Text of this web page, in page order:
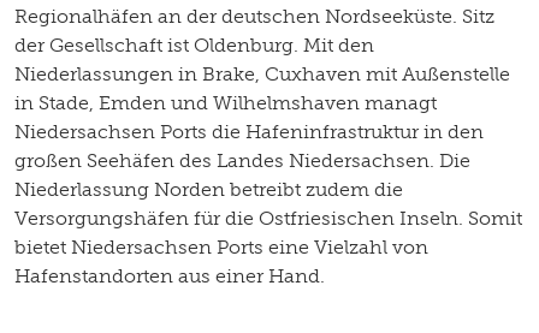
Regionalhäfen an der deutschen Nordseeküste. Sitz
der Gesellschaft ist Oldenburg. Mit den
Niederlassungen in Brake, Cuxhaven mit Außenstelle
in Stade, Emden und Wilhelmshaven managt
Niedersachsen Ports die Hafeninfrastruktur in den
großen Seehäfen des Landes Niedersachsen. Die
Niederlassung Norden betreibt zudem die
Versorgungshäfen für die Ostfriesischen Inseln. Somit
bietet Niedersachsen Ports eine Vielzahl von
Hafenstandorten aus einer Hand.